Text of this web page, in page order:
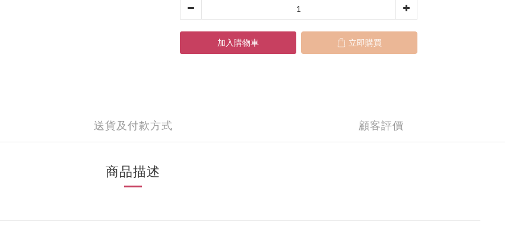
加入購物車 立即購買
送貨及付款方式 顧客評價
商品描述